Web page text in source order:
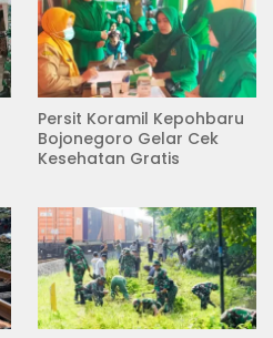
Persit Koramil Kepohbaru
Bojonegoro Gelar Cek
Kesehatan Gratis